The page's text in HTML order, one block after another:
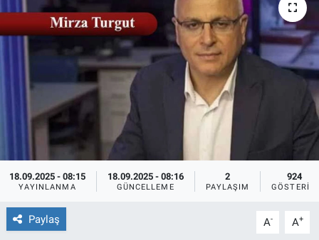
18.09.2025 - 08:15
YAYINLANMA
18.09.2025 - 08:16
GÜNCELLEME
2
PAYLAŞIM
924
GÖSTERIM
Paylaş A- A+
Ege'den Esintiler
Eğitim
Eğlence
Ekonomi
Forum
Gerçeğin İzinde
İletişim